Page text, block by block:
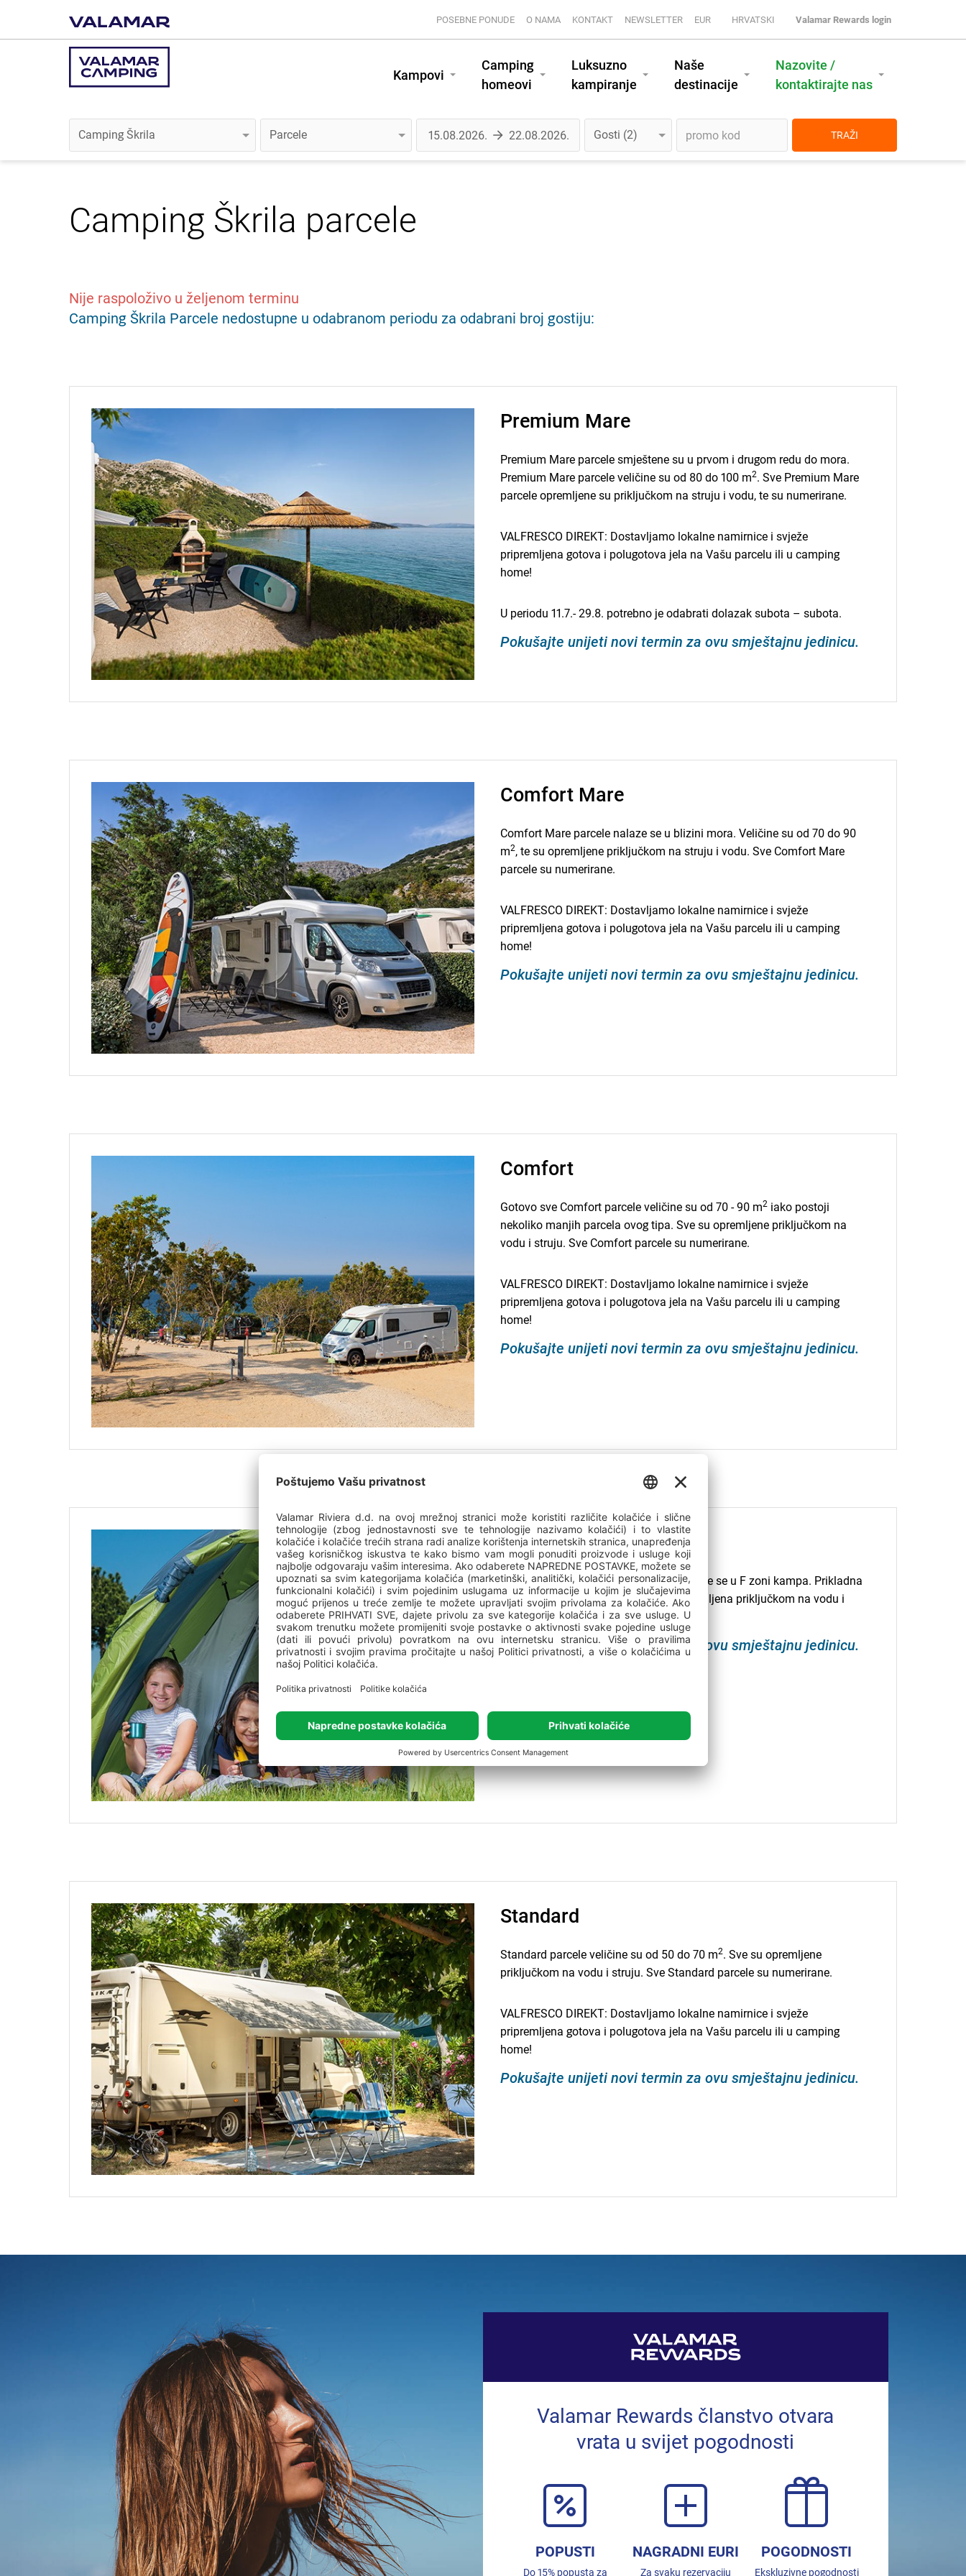
POSEBNE PONUDE O NAMA KONTAKT NEWSLETTER EUR HRVATSKI Valamar Rewards login
Kampovi
Camping
homeovi
Luksuzno
kampiranje
Naše
destinacije
Nazovite /
kontaktirajte nas
Gosti 2 TRAŽI
Camping Škrila parcele
Nije raspoloživo u željenom terminu
Camping Škrila Parcele nedostupne u odabranom periodu za odabrani broj gostiju:
Premium Mare
Premium Mare parcele smještene su u prvom i drugom redu do mora.
Premium Mare parcele veličine su od 80 do 100 m2. Sve Premium Mare
parcele opremljene su priključkom na struju i vodu, te su numerirane.
VALFRESCO DIREKT: Dostavljamo lokalne namirnice i svježe
pripremljena gotova i polugotova jela na Vašu parcelu ili u camping
home!
U periodu 11.7.- 29.8. potrebno je odabrati dolazak subota – subota.
Pokušajte unijeti novi termin za ovu smještajnu jedinicu.
Comfort Mare
Comfort Mare parcele nalaze se u blizini mora. Veličine su od 70 do 90
m2, te su opremljene priključkom na struju i vodu. Sve Comfort Mare
parcele su numerirane.
VALFRESCO DIREKT: Dostavljamo lokalne namirnice i svježe
pripremljena gotova i polugotova jela na Vašu parcelu ili u camping
home!
Pokušajte unijeti novi termin za ovu smještajnu jedinicu.
Comfort
Gotovo sve Comfort parcele veličine su od 70 - 90 m2 iako postoji
nekoliko manjih parcela ovog tipa. Sve su opremljene priključkom na
vodu i struju. Sve Comfort parcele su numerirane.
VALFRESCO DIREKT: Dostavljamo lokalne namirnice i svježe
pripremljena gotova i polugotova jela na Vašu parcelu ili u camping
home!
Pokušajte unijeti novi termin za ovu smještajnu jedinicu.
Mjesto za šator
Kamp mjesta veličine su do 40m2i nalaze se u F zoni kampa. Prikladna
su za kampiranje u šatorima. Nisu opremljena priključkom na vodu i
struju.
Pokušajte unijeti novi termin za ovu smještajnu jedinicu.
Standard
Standard parcele veličine su od 50 do 70 m2. Sve su opremljene
priključkom na vodu i struju. Sve Standard parcele su numerirane.
VALFRESCO DIREKT: Dostavljamo lokalne namirnice i svježe
pripremljena gotova i polugotova jela na Vašu parcelu ili u camping
home!
Pokušajte unijeti novi termin za ovu smještajnu jedinicu.
Valamar Rewards članstvo otvara
vrata u svijet pogodnosti
POPUSTI
Do 15% popusta za
NAGRADNI EURI
Za svaku rezervaciju
POGODNOSTI
Ekskluzivne pogodnosti